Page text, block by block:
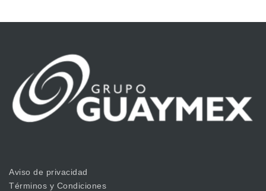
Aviso de privacidad
Términos y Condiciones